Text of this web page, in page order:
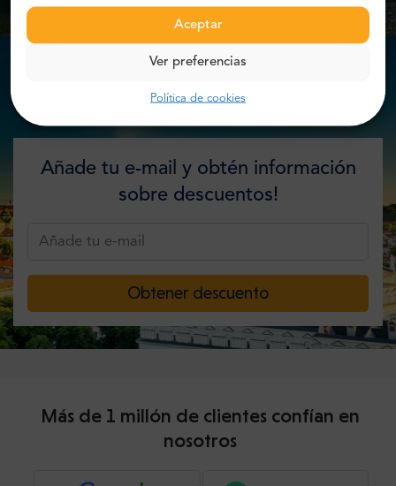
Aceptar
Ver preferencias
Política de cookies
Añade tu e-mail y obtén información
sobre descuentos!
Obtener descuento
Más de 1 millón de clientes confían en
nosotros